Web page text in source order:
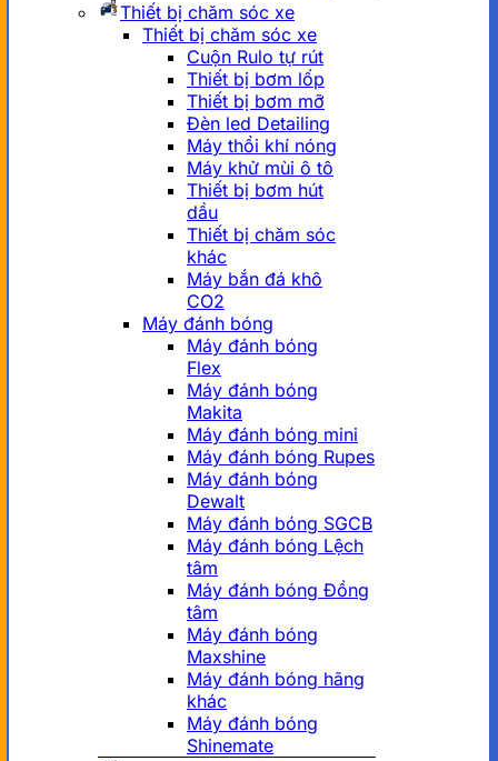
Thiết bị chăm sóc xe
Thiết bị chăm sóc xe
Cuộn Rulo tự rút
Thiết bị bơm lốp
Thiết bị bơm mỡ
Đèn led Detailing
Máy thổi khí nóng
Máy khử mùi ô tô
Thiết bị bơm hút
dầu
Thiết bị chăm sóc
khác
Máy bắn đá khô
CO2
Máy đánh bóng
Máy đánh bóng
Flex
Máy đánh bóng
Makita
Máy đánh bóng mini
Máy đánh bóng Rupes
Máy đánh bóng
Dewalt
Máy đánh bóng SGCB
Máy đánh bóng Lệch
tâm
Máy đánh bóng Đồng
tâm
Máy đánh bóng
Maxshine
Máy đánh bóng hãng
khác
Máy đánh bóng
Shinemate